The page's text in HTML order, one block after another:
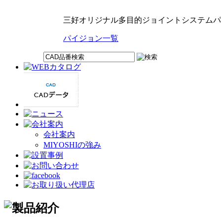
三好オリジナル多目的ジョイントシステム
パイジョン一覧
会社案内
MIYOSHIの強み